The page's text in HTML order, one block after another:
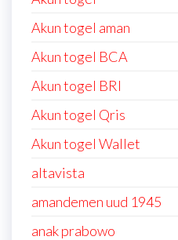
Akun togel aman
Akun togel BCA
Akun togel BRI
Akun togel Qris
Akun togel Wallet
altavista
amandemen uud 1945
anak prabowo